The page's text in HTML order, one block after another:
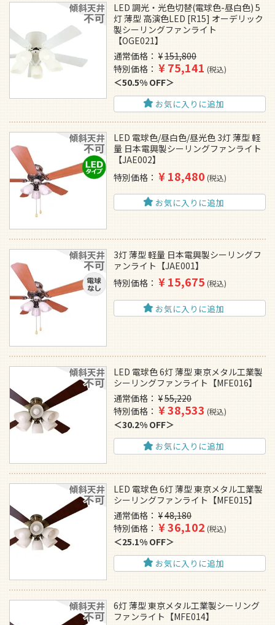
LED 調光・光色切替(電球色-昼白色) 5
灯 薄型 高演色LED [R15] オーデリック
製シーリングファンライト
【OGE021】
通常価格
¥151,800
特別価格
¥75,141 税込
50.5% OFF
お気に入りに追加
LED 電球色/昼白色/昼光色 3灯 薄型 軽
量 日本電興製シーリングファンライト
【JAE002】
特別価格
¥18,480 税込
お気に入りに追加
3灯 薄型 軽量 日本電興製シーリングフ
ァンライト【JAE001】
特別価格
¥15,675 税込
お気に入りに追加
LED 電球色 6灯 薄型 東京メタル工業製
シーリングファンライト【MFE016】
通常価格
¥55,220
特別価格
¥38,533 税込
30.2% OFF
お気に入りに追加
LED 電球色 6灯 薄型 東京メタル工業製
シーリングファンライト【MFE015】
通常価格
¥48,180
特別価格
¥36,102 税込
25.1% OFF
お気に入りに追加
6灯 薄型 東京メタル工業製シーリング
ファンライト【MFE014】